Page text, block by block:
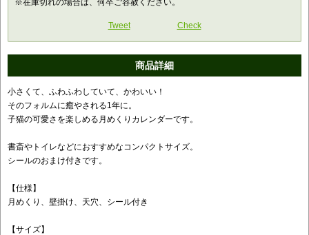
※在庫切れの場合は、何卒ご容赦ください。
Tweet Check
商品詳細
小さくて、ふわふわしていて、かわいい！
そのフォルムに癒やされる1年に。
子猫の可愛さを楽しめる月めくりカレンダーです。
書斎やトイレなどにおすすめなコンパクトサイズ。
シールのおまけ付きです。
【仕様】
月めくり、壁掛け、天穴、シール付き
【サイズ】